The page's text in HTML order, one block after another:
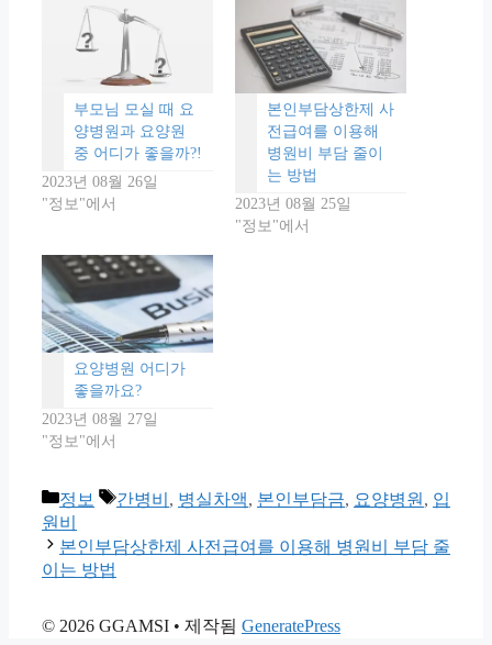
부모님 모실 때 요
양병원과 요양원
중 어디가 좋을까?!
2023년 08월 26일
"정보"에서
본인부담상한제 사
전급여를 이용해
병원비 부담 줄이
는 방법
2023년 08월 25일
"정보"에서
요양병원 어디가
좋을까요?
2023년 08월 27일
"정보"에서
카
테
고
리
정보
태
간병비 , 병실차액, 본인부담금, 요양병원 , 입
원비
본인부담상한제 사전급여를 이용해 병원비 부담 줄
이는 방법
© 2026 GGAMSI • 제작됨 GeneratePress